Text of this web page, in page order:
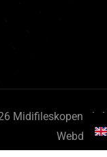
Midifileskopen.nl.